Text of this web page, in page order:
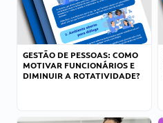
GESTÃO DE PESSOAS: COMO
MOTIVAR FUNCIONÁRIOS E
DIMINUIR A ROTATIVIDADE?